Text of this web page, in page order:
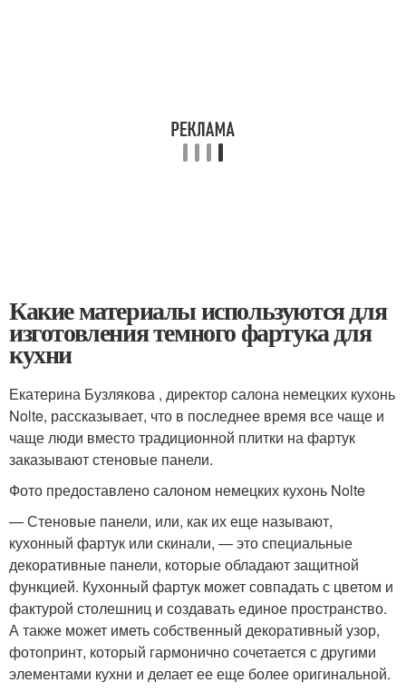
Какие материалы используются для
изготовления темного фартука для
кухни
Екатерина Бузлякова , директор салона немецких кухонь
Nolte, рассказывает, что в последнее время все чаще и
чаще люди вместо традиционной плитки на фартук
заказывают стеновые панели.
Фото предоставлено салоном немецких кухонь Nolte
— Стеновые панели, или, как их еще называют,
кухонный фартук или скинали, — это специальные
декоративные панели, которые обладают защитной
функцией. Кухонный фартук может совпадать с цветом и
фактурой столешниц и создавать единое пространство.
А также может иметь собственный декоративный узор,
фотопринт, который гармонично сочетается с другими
элементами кухни и делает ее еще более оригинальной.